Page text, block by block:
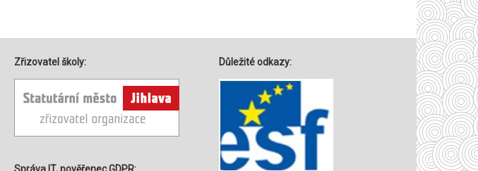
Zřizovatel školy: Důležité odkazy: